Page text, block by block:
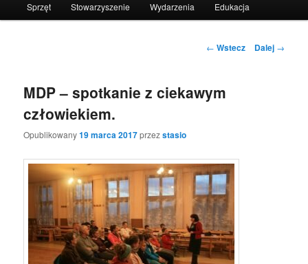
do
Sprzęt Stowarzyszenie Wydarzenia Edukacja
Nawigacja
← Wstecz Dalej →
MDP – spotkanie z ciekawym
człowiekiem.
Opublikowany19 marca 2017przezstasio